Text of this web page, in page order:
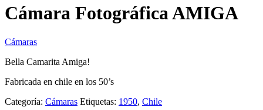
Cámara Fotográfica AMIGA
Cámaras
Bella Camarita Amiga!
Fabricada en chile en los 50’s
Categoría: Cámaras Etiquetas: 1950, Chile